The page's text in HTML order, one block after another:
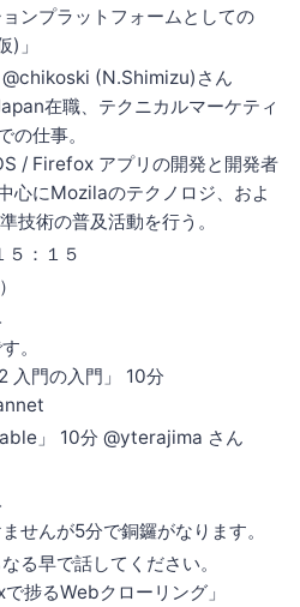
ョンプラットフォームとしての
)」
@chikoski (N.Shimizu)さん
在職、テクニカルマーケティ
の仕事。
/ Firefox アプリの開発と開発者
心にMozilaのテクノロジ、およ
技術の普及活動を行う。
５：１５
。
入門の入門」 10分
」 10分 @yterajima さん
せんが5分で銅鑼がなります。
る早で話してください。
で捗るWebクローリング」